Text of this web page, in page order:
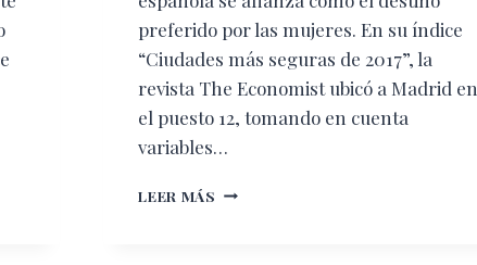
preferido por las mujeres. En su índice
“Ciudades más seguras de 2017”, la
revista The Economist ubicó a Madrid en
el puesto 12, tomando en cuenta
variables…
LEER MÁS MADRID